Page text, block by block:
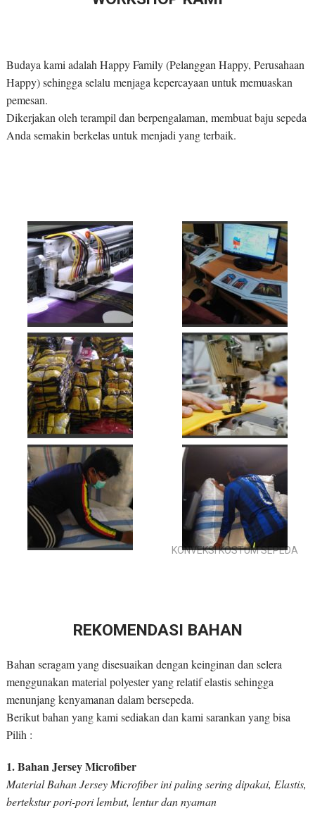
Budaya kami adalah Happy Family (Pelanggan Happy, Perusahaan
Happy) sehingga selalu menjaga kepercayaan untuk memuaskan
pemesan.
Dikerjakan oleh terampil dan berpengalaman, membuat baju sepeda
Anda semakin berkelas untuk menjadi yang terbaik.
KONVEKSI KOSTUM SEPEDA
REKOMENDASI BAHAN
Bahan seragam yang disesuaikan dengan keinginan dan selera
menggunakan material polyester yang relatif elastis sehingga
menunjang kenyamanan dalam bersepeda.
Berikut bahan yang kami sediakan dan kami sarankan yang bisa
Pilih :
1. Bahan Jersey Microfiber
Material Bahan Jersey Microfiber ini paling sering dipakai, Elastis,
bertekstur pori-pori lembut, lentur dan nyaman